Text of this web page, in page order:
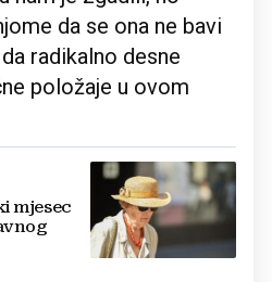
da se ona ne bavi
radikalno desne
položaje u ovom
mjesec